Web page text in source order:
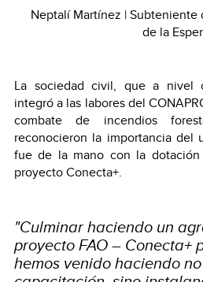
Neptalí Martínez |
de la
La sociedad civil, que a nivel
integró a las labores del
combate de incendios
reconocieron la importancia del
fue de la mano con la
proyecto Conecta+.
"Culminar haciendo un
proyecto FAO – Conecta+
hemos venido haciendo